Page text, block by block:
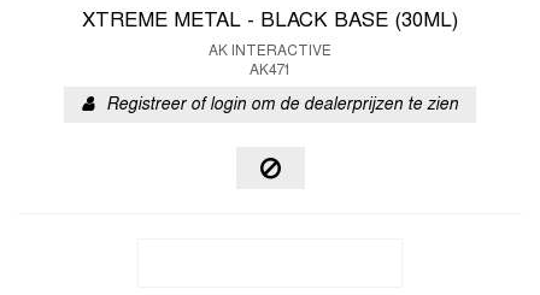
XTREME METAL - BLACK BASE (30ML)
AK INTERACTIVE
AK471
Registreer of login om de dealerprijzen te zien